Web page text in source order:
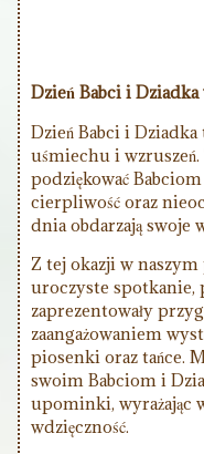
Dzień Babci i
Dzień Babci i Dziadka
uśmiechu i wzruszeń.
podziękować
cierpliwość oraz
dnia obdarzają swoje
Z tej okazji w naszym
uroczyste spotkanie,
zaprezentowały
zaangażowaniem
piosenki oraz tańce.
swoim Babciom i
upominki, wyrażając
wdzięczność.